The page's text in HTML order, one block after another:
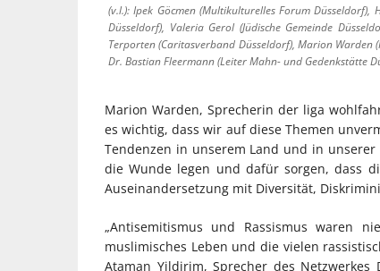
(v.l.): Ipek Göcmen (Multikulturelles Forum Düsseldorf),
Düsseldorf), Valeria Gerol (Jüdische Gemeinde
Terporten (Caritasverband Düsseldorf), Marion Warden
Dr. Bastian Fleermann (Leiter Mahn- und Gedenkstätte
Marion Warden, Sprecherin der liga
es wichtig, dass wir auf diese Themen
Tendenzen in unserem Land und in
die Wunde legen und dafür sorgen, dass
Auseinandersetzung mit Diversität,
„Antisemitismus und Rassismus waren
muslimisches Leben und die vielen
Ataman Yildirim, Sprecher des